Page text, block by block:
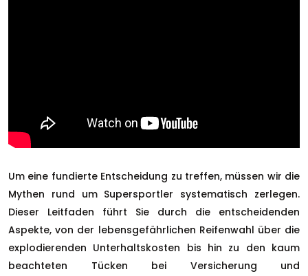
Um eine fundierte Entscheidung zu treffen, müssen wir die
Mythen rund um Supersportler systematisch zerlegen.
Dieser Leitfaden führt Sie durch die entscheidenden
Aspekte, von der lebensgefährlichen Reifenwahl über die
explodierenden Unterhaltskosten bis hin zu den kaum
beachteten Tücken bei Versicherung und